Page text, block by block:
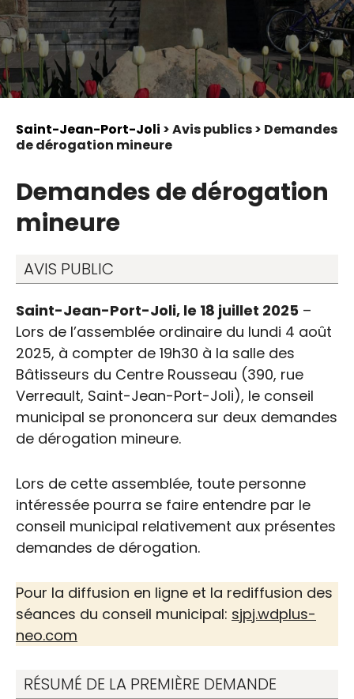
Saint-Jean-Port-Joli > Avis publics > Demandes
de dérogation mineure
Demandes de dérogation
mineure
AVIS PUBLIC
Saint-Jean-Port-Joli, le 18 juillet 2025 –
Lors de l’assemblée ordinaire du lundi 4 août
2025, à compter de 19h30 à la salle des
Bâtisseurs du Centre Rousseau (390, rue
Verreault, Saint-Jean-Port-Joli), le conseil
municipal se prononcera sur deux demandes
de dérogation mineure.
Lors de cette assemblée, toute personne
intéressée pourra se faire entendre par le
conseil municipal relativement aux présentes
demandes de dérogation.
Pour la diffusion en ligne et la rediffusion des
séances du conseil municipal: sjpj.wdplus-
neo.com
RÉSUMÉ DE LA PREMIÈRE DEMANDE